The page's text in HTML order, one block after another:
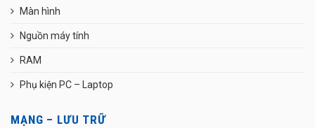
Màn hình
Nguồn máy tính
RAM
Phụ kiện PC – Laptop
MẠNG – LƯU TRỮ